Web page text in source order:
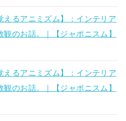
えるアニミズム】：インテリア
のお話。｜【ジャポニスム】
えるアニミズム】：インテリア
のお話。｜【ジャポニスム】